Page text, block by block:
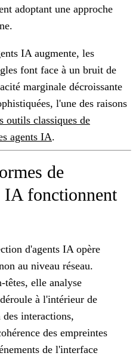
adoptant une approche
IA augmente, les
font face à un bruit de
marginale décroissante
l'une des raisons
outils classiques de
agents IA.
de
IA fonctionnent
d'agents IA opère
au niveau réseau.
têtes, elle analyse
à l'intérieur de
interactions,
des empreintes
de l'interface